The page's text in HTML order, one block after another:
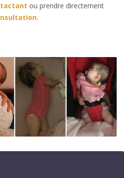
ou prendre directement
.